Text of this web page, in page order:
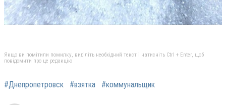
Якщо ви помітили помилку, виділіть необхідний текст і натисніть Ctrl + Enter, щоб
повідомити про це редакцію
#Днепропетровск #взятка #коммунальщик